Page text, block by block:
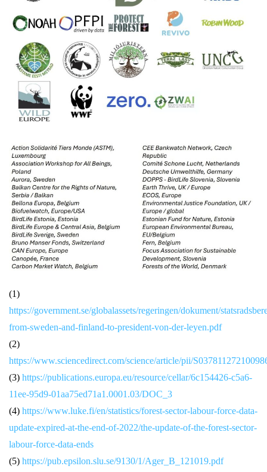
(1)
https://government.se/globalassets/regeringen/dokument/
from-sweden-and-finland-to-president-von-der-leyen.pdf
(2)
https://www.sciencedirect.com/science/article/pii/
(3) https://publications.europa.eu/resource/cellar/6c154426-c5a6-
11ee-95d9-01aa75ed71a1.0001.03/DOC_3
(4) https://www.luke.fi/en/statistics/forest-sector-labour-force-data-
update-expired-at-the-end-of-2022/the-update-of-the-forest-sector-
labour-force-data-ends
(5) https://pub.epsilon.slu.se/9130/1/Ager_B_121019.pdf